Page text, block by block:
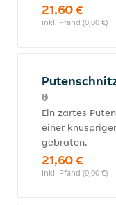
21,60 €
inkl. Pfand (0,00 €)
Ein zartes
einer
gebraten.
21,60 €
inkl. Pfand (0,00 €)